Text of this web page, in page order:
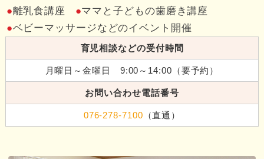
離乳食講座
ママと子どもの歯磨き講座
ベビーマッサージなどのイベント開催
育児相談などの受付時間
月曜日～金曜日 9:00～14:00（要予約）
お問い合わせ電話番号
076-278-7100 （直通）